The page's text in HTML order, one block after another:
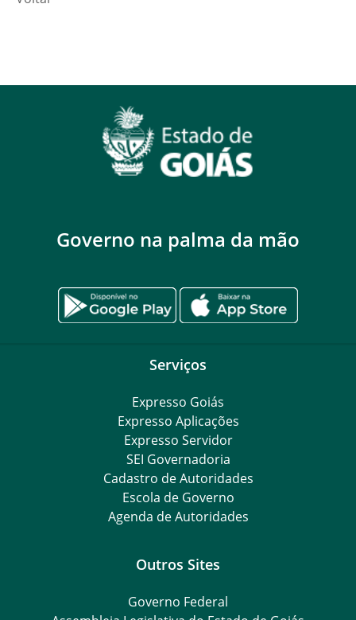
Governo na palma da mão
Serviços
Expresso Goiás
Expresso Aplicações
Expresso Servidor
SEI Governadoria
Cadastro de Autoridades
Escola de Governo
Agenda de Autoridades
Outros Sites
Governo Federal